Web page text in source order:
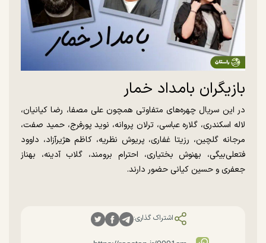
بازیگران بامداد خمار
در این سریال چهره‌های متفاوتی همچون علی مصفا، رضا کیانیان،
لاله اسکندری، گلاره عباسی، ترلان پروانه، نوید پورفرج، حمید صفت،
مرجانه گلچین، رزیتا غفاری، پریوش نظریه، کاظم هژیرآزاد، داوود
فتعلی‌بیگی، بهنوش بختیاری، احترام برومند، گلاب آدینه، بهناز
جعفری و حسین کیانی حضور دارند.
اشتراک گذاری: